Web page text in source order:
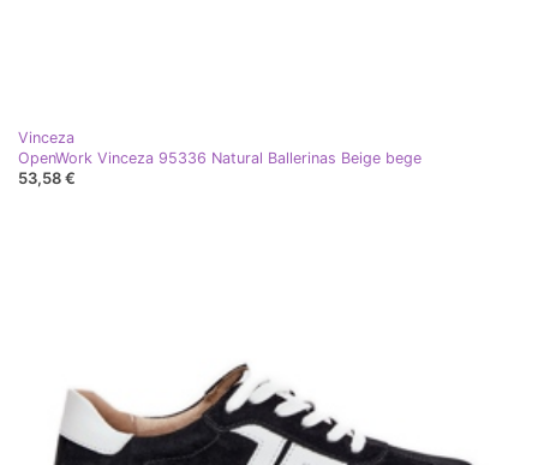
Vinceza
OpenWork Vinceza 95336 Natural Ballerinas Beige bege
53,58 €